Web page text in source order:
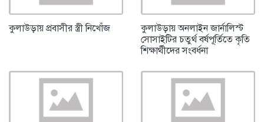
কুলাউড়ায় প্রবাসীর স্ত্রী নিখোঁজ
কুলাউড়ায় অনলাইন জার্নালিস্ট
সোসাইটির চতুর্থ বর্ষপূর্তিতে কৃতি
শিক্ষার্থীদের সংবর্ধনা